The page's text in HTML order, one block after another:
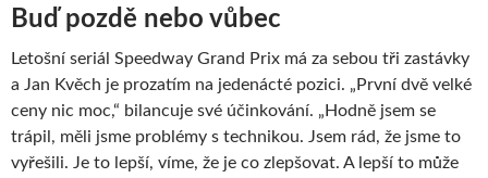
Buď pozdě nebo vůbec
Letošní seriál Speedway Grand Prix má za sebou tři zastávky
a Jan Kvěch je prozatím na jedenácté pozici. „První dvě velké
ceny nic moc,“ bilancuje své účinkování. „Hodně jsem se
trápil, měli jsme problémy s technikou. Jsem rád, že jsme to
vyřešili. Je to lepší, víme, že je co zlepšovat. A lepší to může